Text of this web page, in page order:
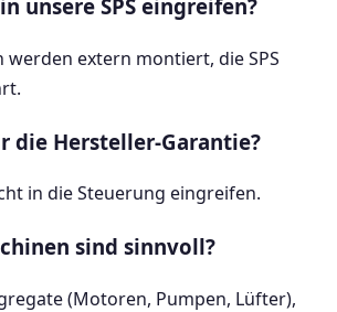
unsere SPS eingreifen?
werden extern montiert, die SPS
die Hersteller-Garantie?
in die Steuerung eingreifen.
sind sinnvoll?
(Motoren, Pumpen, Lüfter),